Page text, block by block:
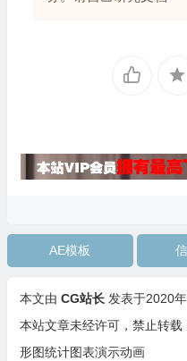
AE模板
本文由 CG站长 发表于2020
本站文章未经许可，禁止转载
形图统计图表演示动画